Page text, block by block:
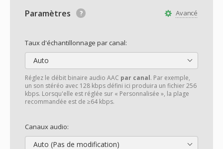
Avancé
Paramètres
Taux d'échantillonnage par canal:
Auto
Réglez le débit binaire audio AAC par canal. Par exemple,
un son stéréo avec 128 kbps défini ici produira un fichier 256
kbps. Lorsqu'elle est réglée sur « Personnalisée », la plage
recommandée est de ≥64 kbps.
Canaux audio:
Auto (Pas de modification)